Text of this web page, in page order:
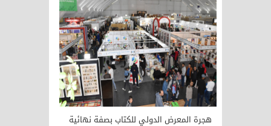
هجرة المعرض الدولي للكتاب بصفة نهائية